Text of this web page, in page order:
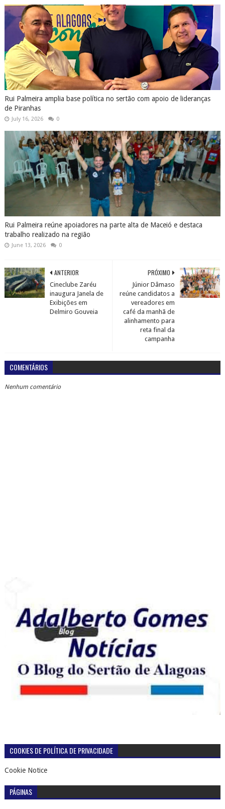
Rui Palmeira amplia base política no sertão com apoio de lideranças
de Piranhas
July 16, 2026 0
Rui Palmeira reúne apoiadores na parte alta de Maceió e destaca
trabalho realizado na região
June 13, 2026 0
PRÓXIMO
Júnior Dâmaso
reúne candidatos a
vereadores em
café da manhã de
alinhamento para
reta final da
campanha
ANTERIOR
Cineclube Zaréu
inaugura Janela de
Exibições em
Delmiro Gouveia
COMENTÁRIOS
Nenhum comentário
COOKIES DE POLÍTICA DE PRIVACIDADE
Cookie Notice
PÁGINAS